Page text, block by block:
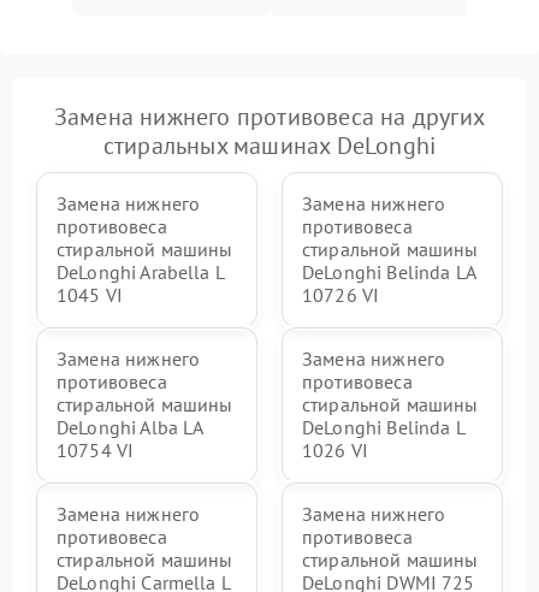
Замена нижнего противовеса на других
стиральных машинах DeLonghi
Замена нижнего
противовеса
стиральной машины
DeLonghi Arabella L
1045 VI
Замена нижнего
противовеса
стиральной машины
DeLonghi Belinda LA
10726 VI
Замена нижнего
противовеса
стиральной машины
DeLonghi Alba LA
10754 VI
Замена нижнего
противовеса
стиральной машины
DeLonghi Belinda L
1026 VI
Замена нижнего
противовеса
стиральной машины
DeLonghi Carmella L
Замена нижнего
противовеса
стиральной машины
DeLonghi DWMI 725